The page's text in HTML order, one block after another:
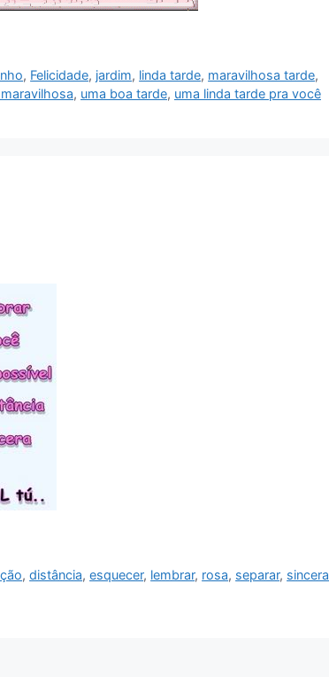
, Felicidade, jardim, linda tarde, maravilhosa tarde,
, uma boa tarde, uma linda tarde pra você
,distância,esquecer, lembrar, rosa, separar, sincera